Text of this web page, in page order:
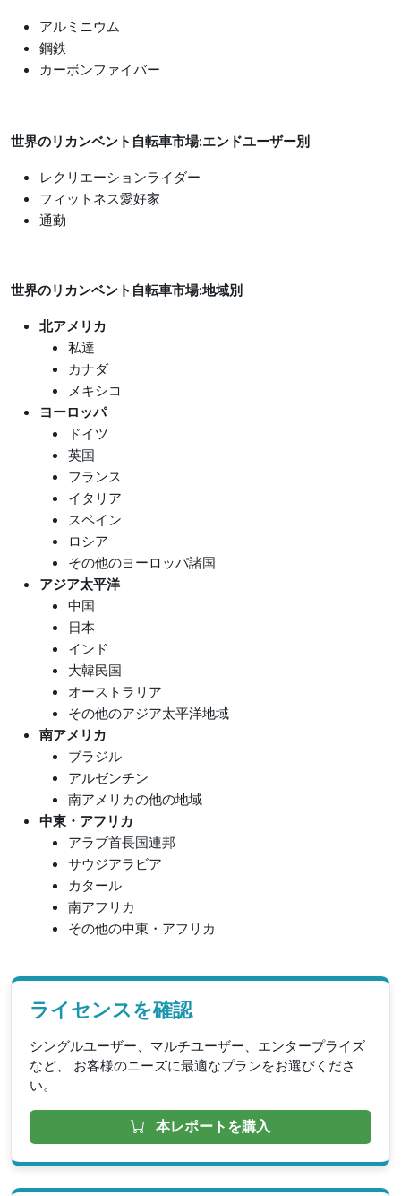
アルミニウム
鋼鉄
カーボンファイバー
世界のリカンベント自転車市場:エンドユーザー別
レクリエーションライダー
フィットネス愛好家
通勤
世界のリカンベント自転車市場:地域別
北アメリカ
私達
カナダ
メキシコ
ヨーロッパ
ドイツ
英国
フランス
イタリア
スペイン
ロシア
その他のヨーロッパ諸国
アジア太平洋
中国
日本
インド
大韓民国
オーストラリア
その他のアジア太平洋地域
南アメリカ
ブラジル
アルゼンチン
南アメリカの他の地域
中東・アフリカ
アラブ首長国連邦
サウジアラビア
カタール
南アフリカ
その他の中東・アフリカ
ライセンスを確認
シングルユーザー、マルチユーザー、エンタープライズ
など、 お客様のニーズに最適なプランをお選びくださ
い。
本レポートを購入